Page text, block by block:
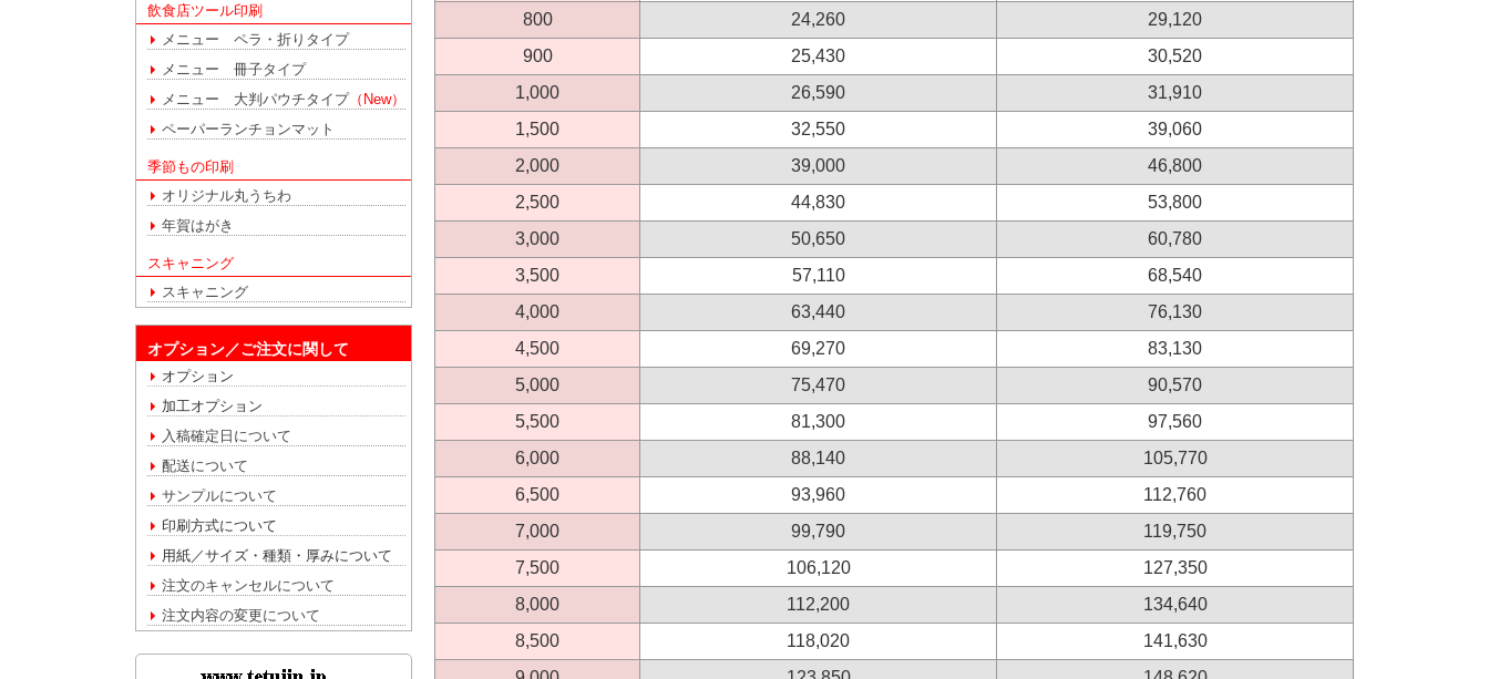
飲食店ツール印刷
メニュー ペラ・折りタイプ
メニュー 冊子タイプ
メニュー 大判パウチタイプ（New）
ペーパーランチョンマット
季節もの印刷
オリジナル丸うちわ
年賀はがき
スキャニング
スキャニング
オプション／ご注文に関して
オプション
加工オプション
入稿確定日について
配送について
サンプルについて
印刷方式について
用紙／サイズ・種類・厚みについて
注文のキャンセルについて
注文内容の変更について
800
24,260
29,120
900
25,430
30,520
1,000
26,590
31,910
1,500
32,550
39,060
2,000
39,000
46,800
2,500
44,830
53,800
3,000
50,650
60,780
3,500
57,110
68,540
4,000
63,440
76,130
4,500
69,270
83,130
5,000
75,470
90,570
5,500
81,300
97,560
6,000
88,140
105,770
6,500
93,960
112,760
7,000
99,790
119,750
7,500
106,120
127,350
8,000
112,200
134,640
8,500
118,020
141,630